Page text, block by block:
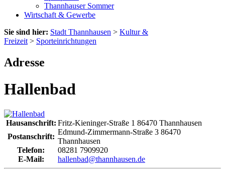
Thannhauser Sommer
Wirtschaft & Gewerbe
Sie sind hier: Stadt Thannhausen > Kultur &
Freizeit > Sporteinrichtungen
Adresse
Hallenbad
Hausanschrift: Fritz-Kieninger-Straße 1 86470 Thannhausen
Postanschrift:
Edmund-Zimmermann-Straße 3 86470
Thannhausen
Telefon:
08281 7909920
E-Mail:
hallenbad@thannhausen.de